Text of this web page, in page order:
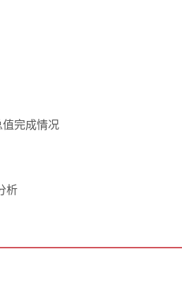
值完成情况
析